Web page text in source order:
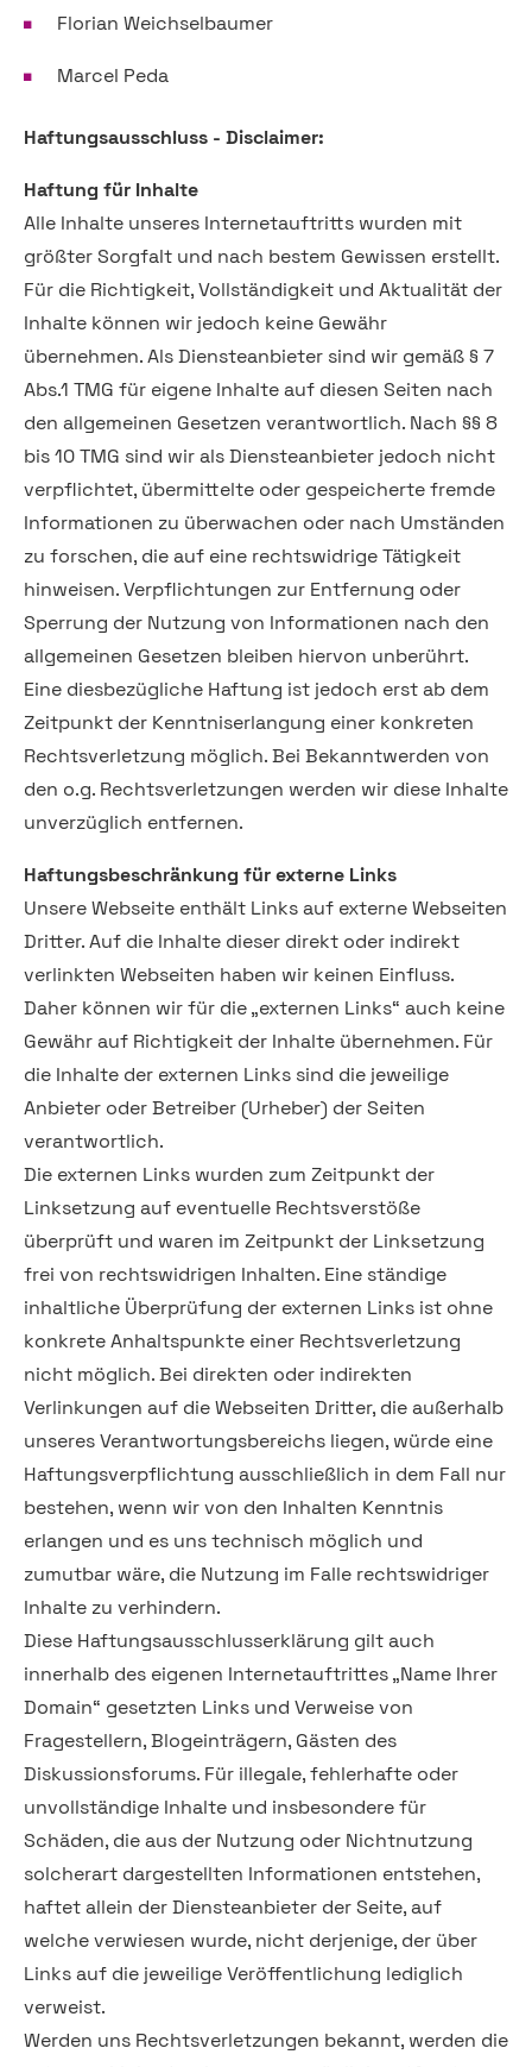
Florian Weichselbaumer
Marcel Peda
Haftungsausschluss - Disclaimer:
Haftung für Inhalte
Alle Inhalte unseres Internetauftritts wurden mit
größter Sorgfalt und nach bestem Gewissen erstellt.
Für die Richtigkeit, Vollständigkeit und Aktualität der
Inhalte können wir jedoch keine Gewähr
übernehmen. Als Diensteanbieter sind wir gemäß § 7
Abs.1 TMG für eigene Inhalte auf diesen Seiten nach
den allgemeinen Gesetzen verantwortlich. Nach §§ 8
bis 10 TMG sind wir als Diensteanbieter jedoch nicht
verpflichtet, übermittelte oder gespeicherte fremde
Informationen zu überwachen oder nach Umständen
zu forschen, die auf eine rechtswidrige Tätigkeit
hinweisen. Verpflichtungen zur Entfernung oder
Sperrung der Nutzung von Informationen nach den
allgemeinen Gesetzen bleiben hiervon unberührt.
Eine diesbezügliche Haftung ist jedoch erst ab dem
Zeitpunkt der Kenntniserlangung einer konkreten
Rechtsverletzung möglich. Bei Bekanntwerden von
den o.g. Rechtsverletzungen werden wir diese Inhalte
unverzüglich entfernen.
Haftungsbeschränkung für externe Links
Unsere Webseite enthält Links auf externe Webseiten
Dritter. Auf die Inhalte dieser direkt oder indirekt
verlinkten Webseiten haben wir keinen Einfluss.
Daher können wir für die „externen Links“ auch keine
Gewähr auf Richtigkeit der Inhalte übernehmen. Für
die Inhalte der externen Links sind die jeweilige
Anbieter oder Betreiber (Urheber) der Seiten
verantwortlich.
Die externen Links wurden zum Zeitpunkt der
Linksetzung auf eventuelle Rechtsverstöße
überprüft und waren im Zeitpunkt der Linksetzung
frei von rechtswidrigen Inhalten. Eine ständige
inhaltliche Überprüfung der externen Links ist ohne
konkrete Anhaltspunkte einer Rechtsverletzung
nicht möglich. Bei direkten oder indirekten
Verlinkungen auf die Webseiten Dritter, die außerhalb
unseres Verantwortungsbereichs liegen, würde eine
Haftungsverpflichtung ausschließlich in dem Fall nur
bestehen, wenn wir von den Inhalten Kenntnis
erlangen und es uns technisch möglich und
zumutbar wäre, die Nutzung im Falle rechtswidriger
Inhalte zu verhindern.
Diese Haftungsausschlusserklärung gilt auch
innerhalb des eigenen Internetauftrittes „Name Ihrer
Domain“ gesetzten Links und Verweise von
Fragestellern, Blogeinträgern, Gästen des
Diskussionsforums. Für illegale, fehlerhafte oder
unvollständige Inhalte und insbesondere für
Schäden, die aus der Nutzung oder Nichtnutzung
solcherart dargestellten Informationen entstehen,
haftet allein der Diensteanbieter der Seite, auf
welche verwiesen wurde, nicht derjenige, der über
Links auf die jeweilige Veröffentlichung lediglich
verweist.
Werden uns Rechtsverletzungen bekannt, werden die